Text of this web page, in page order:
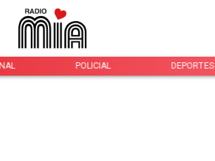
POLICIAL DEPORTES